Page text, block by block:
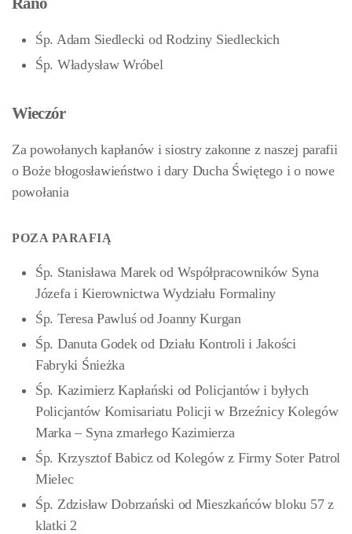
Śp. Adam Siedlecki od Rodziny Siedleckich
Śp. Władysław Wróbel
Wieczór
Za powołanych kapłanów i siostry zakonne z naszej parafii
o Boże błogosławieństwo i dary Ducha Świętego i o nowe
powołania
POZA PARAFIĄ
Śp. Stanisława Marek od Współpracowników Syna
Józefa i Kierownictwa Wydziału Formaliny
Śp. Teresa Pawluś od Joanny Kurgan
Śp. Danuta Godek od Działu Kontroli i Jakości
Fabryki Śnieżka
Śp. Kazimierz Kapłański od Policjantów i byłych
Policjantów Komisariatu Policji w Brzeźnicy Kolegów
Marka – Syna zmarłego Kazimierza
Śp. Krzysztof Babicz od Kolegów z Firmy Soter Patrol
Mielec
Śp. Zdzisław Dobrzański od Mieszkańców bloku 57 z
klatki 2